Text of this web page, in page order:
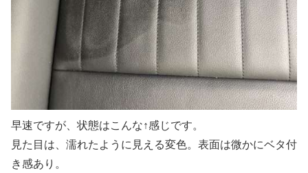
早速ですが、状態はこんな↑感じです。
見た目は、濡れたように見える変色。表面は微かにベタ付
き感あり。